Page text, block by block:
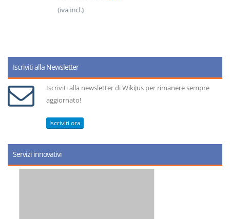
(iva incl.)
Iscriviti alla Newsletter
Iscriviti alla newsletter di WikiJus per rimanere sempre
aggiornato!
Iscriviti ora
Servizi innovativi